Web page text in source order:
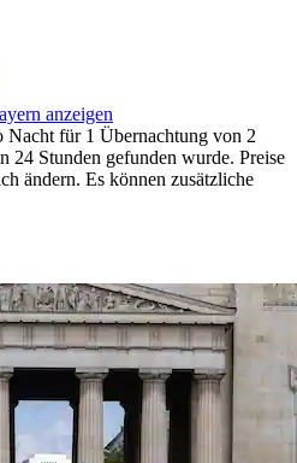
anzeigen
Nacht für 1 Übernachtung von 2
24 Stunden gefunden wurde. Preise
ändern. Es können zusätzliche